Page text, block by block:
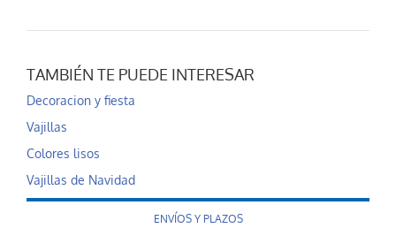
TAMBIÉN TE PUEDE INTERESAR
Decoracion y fiesta
Vajillas
Colores lisos
Vajillas de Navidad
ENVÍOS Y PLAZOS